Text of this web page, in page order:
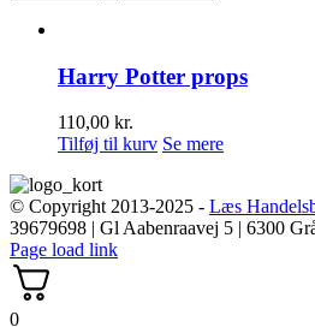
Harry Potter props
110,00 kr.
Tilføj til kurv Se mere
© Copyright 2013-2025 - Læs
39679698 | Gl Aabenraavej 5 | 6300
Page load link
0